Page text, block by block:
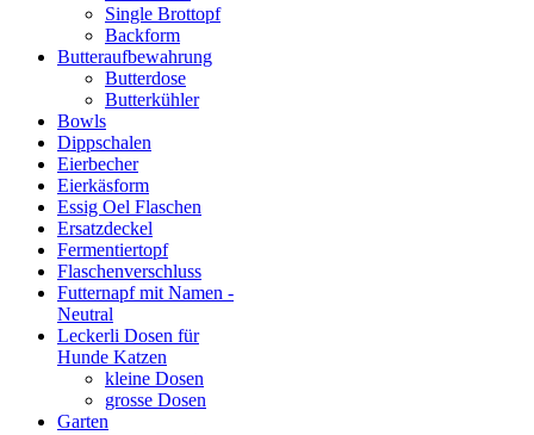
Single Brottopf
Backform
Butteraufbewahrung
Butterdose
Butterkühler
Bowls
Dippschalen
Eierbecher
Eierkäsform
Essig Oel Flaschen
Ersatzdeckel
Fermentiertopf
Flaschenverschluss
Futternapf mit Namen -
Neutral
Leckerli Dosen für
Hunde Katzen
kleine Dosen
grosse Dosen
Garten